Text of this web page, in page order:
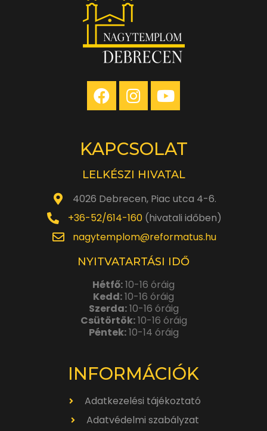
KAPCSOLAT
LELKÉSZI HIVATAL
4026 Debrecen, Piac utca 4-6.
+36-52/614-160(hivatali időben)
nagytemplom@reformatus.hu
NYITVATARTÁSI IDŐ
Hétfő:10-16 óráig
Kedd:10-16 óráig
Szerda:10-16 óráig
Csütörtök:10-16 óráig
Péntek:10-14 óráig
INFORMÁCIÓK
Adatkezelési tájékoztató
Adatvédelmi szabályzat